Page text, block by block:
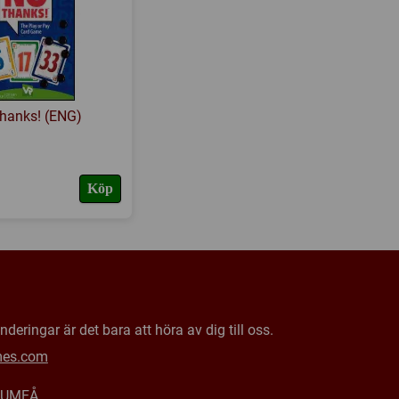
(ENG)
Köp
är det bara att höra av dig till oss.